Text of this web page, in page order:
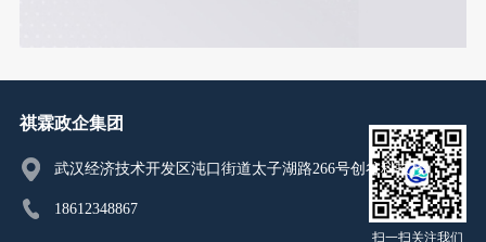
扫一扫关注我们
祺霖政企集团
武汉经济技术开发区沌口街道太子湖路266号创谷科技楼
18612348867